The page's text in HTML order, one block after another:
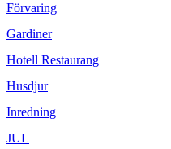
Förvaring
Gardiner
Hotell Restaurang
Husdjur
Inredning
JUL